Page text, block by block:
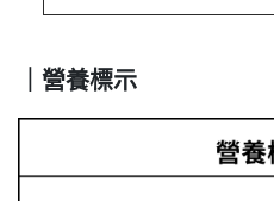
｜營養標示